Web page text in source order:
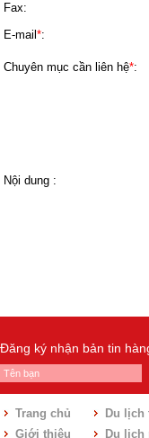
Fax:
E-mail *:
Chuyên mục cần liên hệ*:
Nội dung :
Đăng ký nhận bản tin
Trang chủ
Giới thiệu
Du
Du lịch